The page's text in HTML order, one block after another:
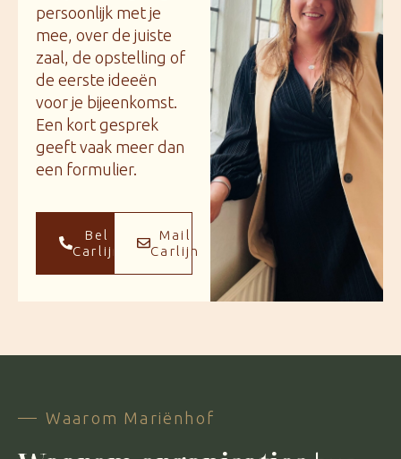
persoonlijk met je
mee, over de juiste
zaal, de opstelling of
de eerste ideeën
voor je bijeenkomst.
Een kort gesprek
geeft vaak meer dan
een formulier.
Bel
Carlijn
Mail
Carlijn
Waarom Mariënhof